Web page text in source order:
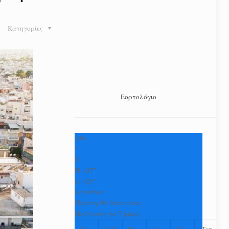
Κατηγορίες
Εορτολόγιο
+36
°
C
H:+37°
L:+25°
Καρδίτσα
Πέμπτη, 06 Αύγουστος
Πρόγνωση για 7 μέρες